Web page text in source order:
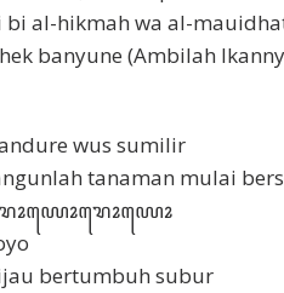
bi al-hikmah wa al-
banyune (Ambilah
wus sumilir
tanaman mulai
bertumbuh subur